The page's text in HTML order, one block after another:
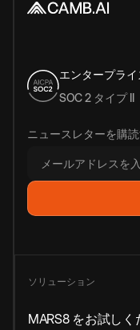
エンタープラ
SOC 2 タイプ II
ニュースレターを購
ソリューション
MARS8 をお試しく